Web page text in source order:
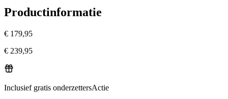
Productinformatie
€ 179,95
€ 239,95
Inclusief gratis onderzettersActie